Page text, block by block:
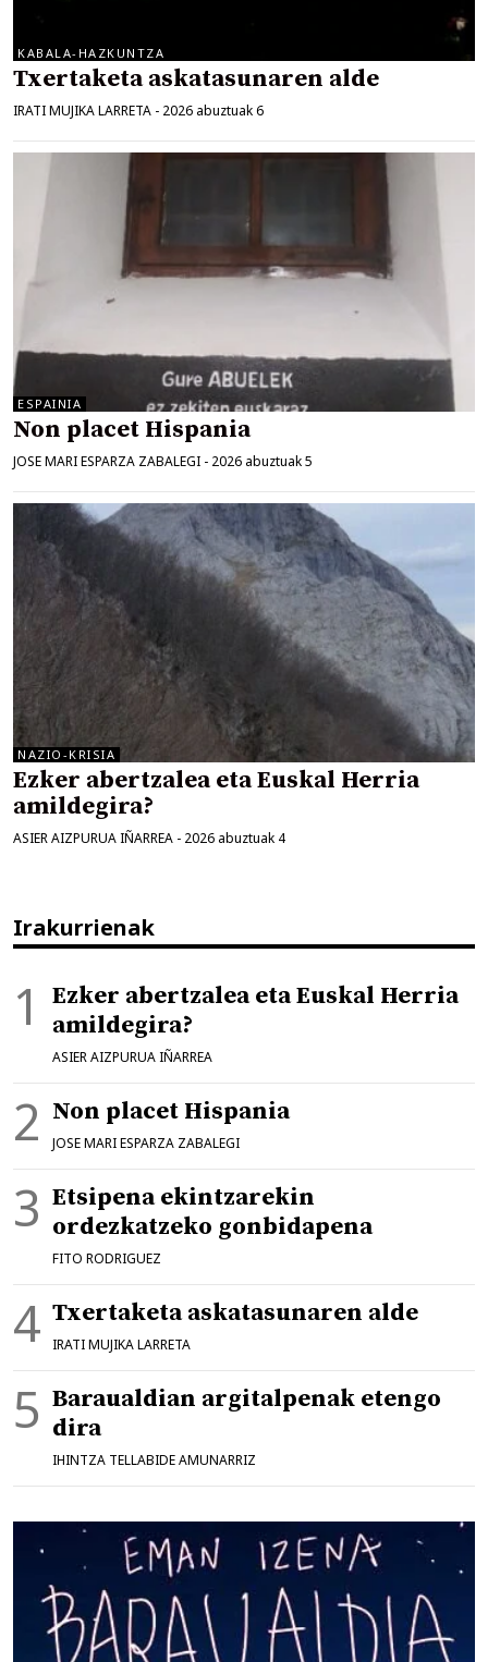
KABALA-HAZKUNTZA
Txertaketa askatasunaren alde
IRATI MUJIKA LARRETA - 2026 abuztuak 6
ESPAINIA
Non placet Hispania
JOSE MARI ESPARZA ZABALEGI - 2026 abuztuak 5
NAZIO-KRISIA
Ezker abertzalea eta Euskal Herria
amildegira?
ASIER AIZPURUA IÑARREA - 2026 abuztuak 4
Irakurrienak
Ezker abertzalea eta Euskal Herria
amildegira?
ASIER AIZPURUA IÑARREA
Non placet Hispania
JOSE MARI ESPARZA ZABALEGI
Etsipena ekintzarekin
ordezkatzeko gonbidapena
FITO RODRIGUEZ
Txertaketa askatasunaren alde
IRATI MUJIKA LARRETA
Baraualdian argitalpenak etengo
dira
IHINTZA TELLABIDE AMUNARRIZ